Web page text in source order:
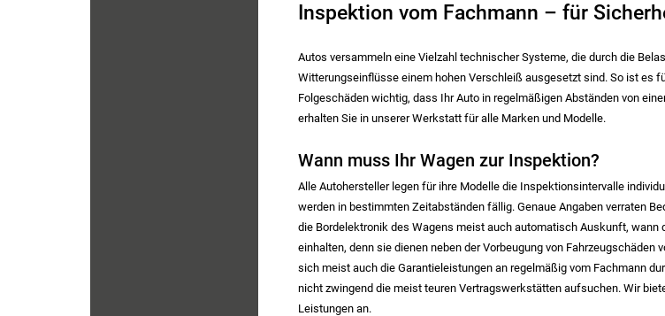
Inspektion vom Fachmann – für
Autos versammeln eine Vielzahl technischer Systeme, die durch die
Witterungseinflüsse einem hohen Verschleiß ausgesetzt sind. So ist es
Folgeschäden wichtig, dass Ihr Auto in regelmäßigen Abständen von
erhalten Sie in unserer Werkstatt für alle Marken und Modelle.
Wann muss Ihr Wagen zur Inspektion?
Alle Autohersteller legen für ihre Modelle die Inspektionsintervalle
werden in bestimmten Zeitabständen fällig. Genaue Angaben verraten
die Bordelektronik des Wagens meist auch automatisch Auskunft,
einhalten, denn sie dienen neben der Vorbeugung von
sich meist auch die Garantieleistungen an regelmäßig vom Fachmann
nicht zwingend die meist teuren Vertragswerkstätten aufsuchen. Wir
Leistungen an.